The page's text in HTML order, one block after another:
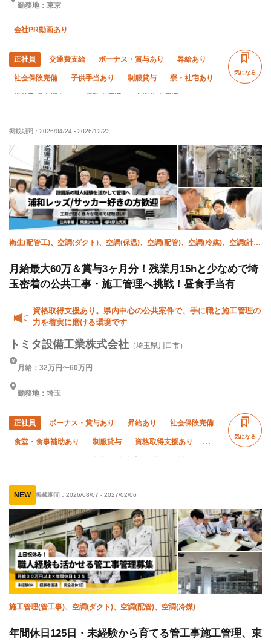
勤務地：東京
会社PR動画あり
正社員 交通費支給 ボーナス・賞与あり 昇給あり
社会保険完備 子供手当あり 制服貸与 寮・社宅あり
資格取得支援あり 経験者優遇 有資格者優遇
車・バイク通勤OK 転勤なし
気になる
掲載期間： 2026/04/24 - 2026/12/23
衛生(配管工)、空調(ダクト)、空調(保温)、空調(配管)、空調(冷媒)、空調(計
月給最大60万＆賞与3ヶ月分！残業月15hと少なめで埼
玉密着の公共工事・施工管理へ挑戦！昼食手当有
資格取得支援あり。県内中心の公共案件で、手に職と施工管理の
力を着実に磨ける環境です
トミタ設備工業株式会社 （埼玉県川口市）
月給：32万円〜60万円
勤務地：埼玉
正社員 ボーナス・賞与あり 昇給あり 社会保険完備
食堂・食事補助あり 制服貸与 資格取得支援あり
直帰・直行OK 車・バイク通勤OK
気になる
NEW 掲載期間： 2026/08/07 - 2027/02/06
施工管理(管工事)、空調(ダクト)、空調(配管)、空調(冷媒)
年間休日125日・未経験から育てる管工事施工管理、東